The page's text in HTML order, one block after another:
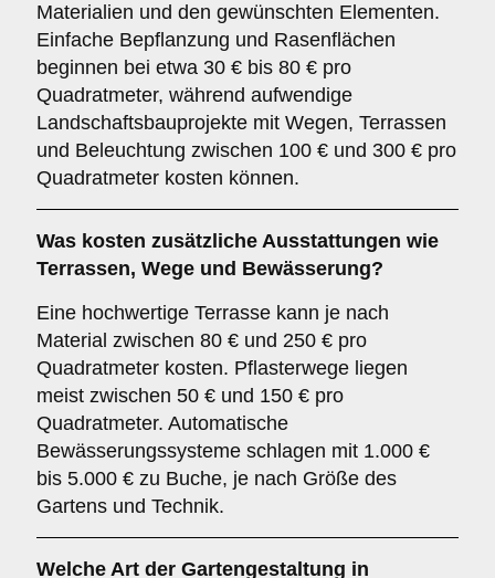
Materialien und den gewünschten Elementen.
Einfache Bepflanzung und Rasenflächen
beginnen bei etwa 30 € bis 80 € pro
Quadratmeter, während aufwendige
Landschaftsbauprojekte mit Wegen, Terrassen
und Beleuchtung zwischen 100 € und 300 € pro
Quadratmeter kosten können.
Was kosten zusätzliche Ausstattungen wie
Terrassen, Wege und Bewässerung?
Eine hochwertige Terrasse kann je nach
Material zwischen 80 € und 250 € pro
Quadratmeter kosten. Pflasterwege liegen
meist zwischen 50 € und 150 € pro
Quadratmeter. Automatische
Bewässerungssysteme schlagen mit 1.000 €
bis 5.000 € zu Buche, je nach Größe des
Gartens und Technik.
Welche Art der Gartengestaltung in